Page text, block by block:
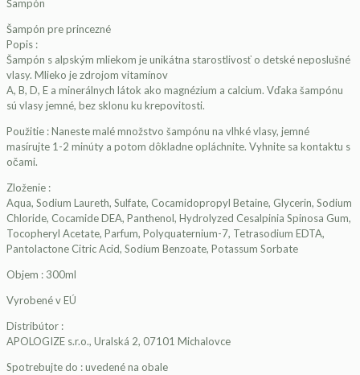
Šampón
Šampón pre princezné
Popis :
Šampón s alpským mliekom je unikátna starostlivosť o detské neposlušné
vlasy. Mlieko je zdrojom vitamínov
A, B, D, E a minerálnych látok ako magnézium a calcium. Vďaka šampónu
sú vlasy jemné, bez sklonu ku krepovitosti.
Použitie : Naneste malé množstvo šampónu na vlhké vlasy, jemné
masírujte 1-2 minúty a potom dôkladne opláchnite. Vyhnite sa kontaktu s
očami.
Zloženie :
Aqua, Sodium Laureth, Sulfate, Cocamidopropyl Betaine, Glycerin, Sodium
Chloride, Cocamide DEA, Panthenol, Hydrolyzed Cesalpinia Spinosa Gum,
Tocopheryl Acetate, Parfum, Polyquaternium-7, Tetrasodium EDTA,
Pantolactone Citric Acid, Sodium Benzoate, Potassum Sorbate
Objem : 300ml
Vyrobené v EÚ
Distribútor :
APOLOGIZE s.r.o., Uralská 2, 07101 Michalovce
Spotrebujte do : uvedené na obale